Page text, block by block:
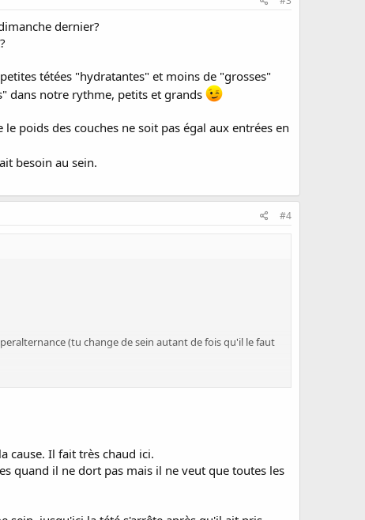
dernier?
tétées "hydratantes" et moins de "grosses"
dans notre rythme, petits et grands
poids des couches ne soit pas égal aux entrées en
besoin au sein.
#4
(tu change de sein autant de fois qu'il le faut
cause. Il fait très chaud ici.
quand il ne dort pas mais il ne veut que toutes les